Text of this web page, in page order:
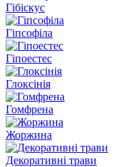
Гібіскус
Гіпсофіла
Гіпоестес
Глоксінія
Гомфрена
Жоржина
Декоративні трави